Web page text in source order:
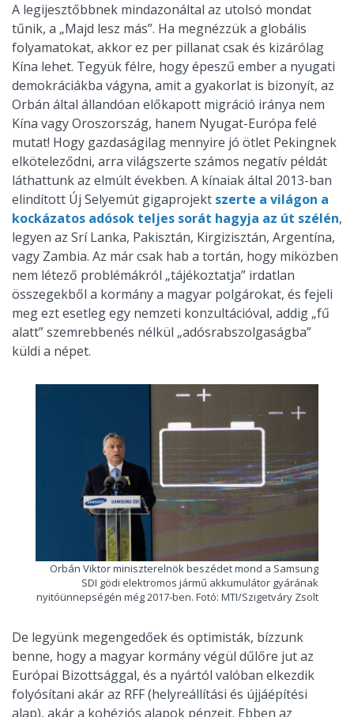
A legijesztőbbnek mindazonáltal az utolsó mondat
tűnik, a „Majd lesz más”. Ha megnézzük a globális
folyamatokat, akkor ez per pillanat csak és kizárólag
Kína lehet. Tegyük félre, hogy épeszű ember a nyugati
demokráciákba vágyna, amit a gyakorlat is bizonyít, az
Orbán által állandóan előkapott migráció iránya nem
Kína vagy Oroszország, hanem Nyugat-Európa felé
mutat! Hogy gazdaságilag mennyire jó ötlet Pekingnek
elköteleződni, arra világszerte számos negatív példát
láthattunk az elmúlt években. A kínaiak által 2013-ban
elindított Új Selyemút gigaprojekt szerte a világon a
kockázatos adósok teljes sorát hagyja az út szélén,
legyen az Srí Lanka, Pakisztán, Kirgizisztán, Argentína,
vagy Zambia. Az már csak hab a tortán, hogy miközben
nem létező problémákról „tájékoztatja” irdatlan
összegekből a kormány a magyar polgárokat, és fejeli
meg ezt esetleg egy nemzeti konzultációval, addig „fű
alatt” szemrebbenés nélkül „adósrabszolgaságba”
küldi a népet.
Orbán Viktor miniszterelnök beszédet mond a Samsung
SDI gödi elektromos jármű akkumulátor gyárának
nyitóünnepségén még 2017-ben. Fotó: MTI/Szigetváry Zsolt
De legyünk megengedőek és optimisták, bízzunk
benne, hogy a magyar kormány végül dűlőre jut az
Európai Bizottsággal, és a nyártól valóban elkezdik
folyósítani akár az RFF (helyreállítási és újjáépítési
alap), akár a kohéziós alapok pénzeit. Ebben az